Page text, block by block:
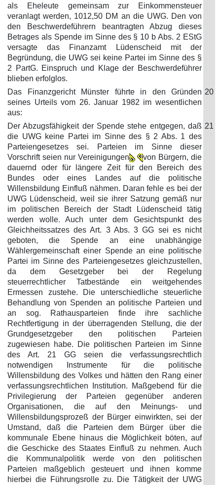
als Eheleute gemeinsam zur Einkommensteuer
veranlagt werden, 1012,50 DM an die UWG. Den von
den Beschwerdeführern beantragten Abzug dieses
Betrages als Spende im Sinne des § 10 b Abs. 2 EStG
versagte das Finanzamt Lüdenscheid mit der
Begründung, die UWG sei keine Partei im Sinne des §
2 PartG. Einspruch und Klage der Beschwerdeführer
blieben erfolglos.
Das Finanzgericht Münster führte in den Gründen
seines Urteils vom 26. Januar 1982 im wesentlichen
aus:
20
Der Abzugsfähigkeit der Spende stehe entgegen, daß
die UWG keine Partei im Sinne des § 2 Abs. 1 des
Parteiengesetzes sei. Parteien im Sinne dieser
Vorschrift seien nur Vereinigungen
von Bürgern, die
dauernd oder für längere Zeit für den Bereich des
Bundes oder eines Landes auf die politische
Willensbildung Einfluß nähmen. Daran fehle es bei der
UWG Lüdenscheid, weil sie ihrer Satzung gemäß nur
im politischen Bereich der Stadt Lüdenscheid tätig
werden wolle. Auch unter dem Gesichtspunkt des
Gleichheitssatzes des Art. 3 Abs. 3 GG sei es nicht
geboten, die Spende an eine unabhängige
Wählergemeinschaft einer Spende an eine politische
Partei im Sinne des Parteiengesetzes gleichzustellen,
da dem Gesetzgeber bei der Regelung
steuerrechtlicher Tatbestände ein weitgehendes
Ermessen zustehe. Die unterschiedliche steuerliche
Behandlung von Spenden an politische Parteien und
an sog. Rathausparteien finde ihre sachliche
Rechtfertigung in der überragenden Stellung, die der
Grundgesetzgeber den politischen Parteien
zugewiesen habe. Die politischen Parteien im Sinne
des Art. 21 GG seien die verfassungsrechtlich
notwendigen Instrumente für die politische
Willensbildung des Volkes und hätten den Rang einer
verfassungsrechtlichen Institution. Maßgebend für die
Privilegierung der Parteien gegenüber anderen
Organisationen, die auf den Meinungs- und
Willensbildungsprozeß der Bürger einwirkten, sei der
Umstand, daß die Parteien dem Bürger über die
kommunale Ebene hinaus die Möglichkeit böten, auf
die Geschicke des Staates Einfluß zu nehmen. Auch
die Kommunalpolitik werde von den politischen
Parteien maßgeblich gesteuert und ihnen komme
hierbei die Führungsrolle zu. Die Tätigkeit der UWG
21